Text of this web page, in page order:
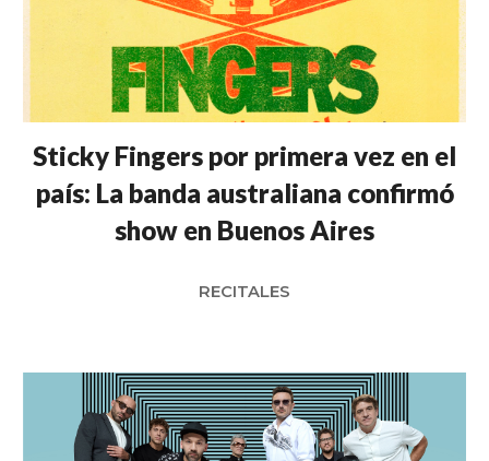
Sticky Fingers por primera vez en el
país: La banda australiana confirmó
show en Buenos Aires
RECITALES